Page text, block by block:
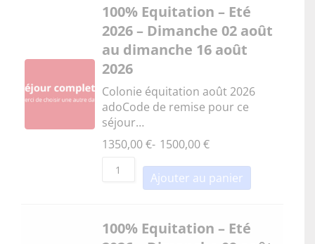
100% Equitation – Eté
2026 – Dimanche 02 août
au dimanche 16 août
2026
Colonie équitation août 2026
adoCode de remise pour ce
séjour…
1350,00€- 1500,00€
Ajouter au panier
100% Equitation – Eté